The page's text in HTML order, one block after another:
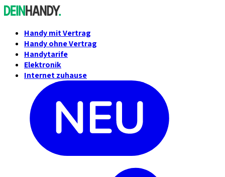
Handy mit Vertrag
Handy ohne Vertrag
Handytarife
Elektronik
Internet zuhause